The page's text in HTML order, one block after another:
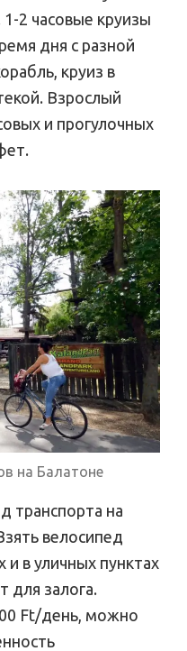
2 часовые круизы
дня с разной
круиз в
Взрослый
и прогулочных
на Балатоне
транспорта на
велосипед
в уличных пунктах
для залога.
Ft/день, можно